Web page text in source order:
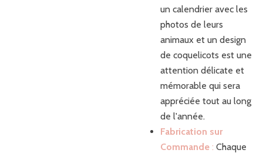
un calendrier avec les
photos de leurs
animaux et un design
de coquelicots est une
attention délicate et
mémorable qui sera
appréciée tout au long
de l'année.
Fabrication sur
Commande : Chaque